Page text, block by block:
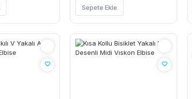
Sepete Ekle